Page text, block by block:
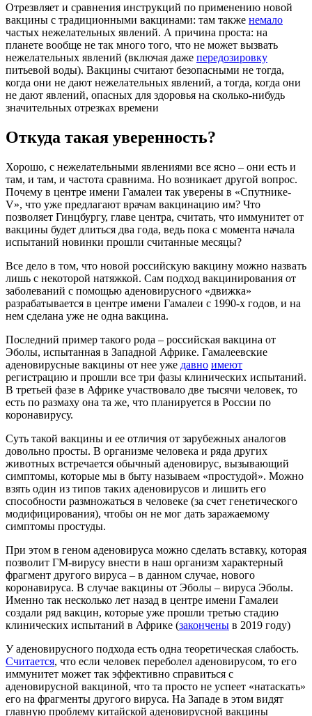
Отрезвляет и сравнения инструкций по применению новой
вакцины с традиционными вакцинами: там также немало
частых нежелательных явлений. А причина проста: на
планете вообще не так много того, что не может вызвать
нежелательных явлений (включая даже передозировку
питьевой воды). Вакцины считают безопасными не тогда,
когда они не дают нежелательных явлений, а тогда, когда они
не дают явлений, опасных для здоровья на сколько-нибудь
значительных отрезках времени
Откуда такая уверенность?
Хорошо, с нежелательными явлениями все ясно – они есть и
там, и там, и частота сравнима. Но возникает другой вопрос.
Почему в центре имени Гамалеи так уверены в «Спутнике-
V», что уже предлагают врачам вакцинацию им? Что
позволяет Гинцбургу, главе центра, считать, что иммунитет от
вакцины будет длиться два года, ведь пока с момента начала
испытаний новинки прошли считанные месяцы?
Все дело в том, что новой российскую вакцину можно назвать
лишь с некоторой натяжкой. Сам подход вакцинирования от
заболеваний с помощью аденовирусного «движка»
разрабатывается в центре имени Гамалеи с 1990-х годов, и на
нем сделана уже не одна вакцина.
Последний пример такого рода – российская вакцина от
Эболы, испытанная в Западной Африке. Гамалеевские
аденовирусные вакцины от нее уже давно имеют
регистрацию и прошли все три фазы клинических испытаний.
В третьей фазе в Африке участвовало две тысячи человек, то
есть по размаху она та же, что планируется в России по
коронавирусу.
Суть такой вакцины и ее отличия от зарубежных аналогов
довольно просты. В организме человека и ряда других
животных встречается обычный аденовирус, вызывающий
симптомы, которые мы в быту называем «простудой». Можно
взять один из типов таких аденовирусов и лишить его
способности размножаться в человеке (за счет генетического
модифицирования), чтобы он не мог дать заражаемому
симптомы простуды.
При этом в геном аденовируса можно сделать вставку, которая
позволит ГМ-вирусу внести в наш организм характерный
фрагмент другого вируса – в данном случае, нового
коронавируса. В случае вакцины от Эболы – вируса Эболы.
Именно так несколько лет назад в центре имени Гамалеи
создали ряд вакцин, которые уже прошли третью стадию
клинических испытаний в Африке (закончены в 2019 году)
У аденовирусного подхода есть одна теоретическая слабость.
Считается, что если человек переболел аденовирусом, то его
иммунитет может так эффективно справиться с
аденовирусной вакциной, что та просто не успеет «натаскать»
его на фрагменты другого вируса. На Западе в этом видят
главную проблему китайской аденовирусной вакцины